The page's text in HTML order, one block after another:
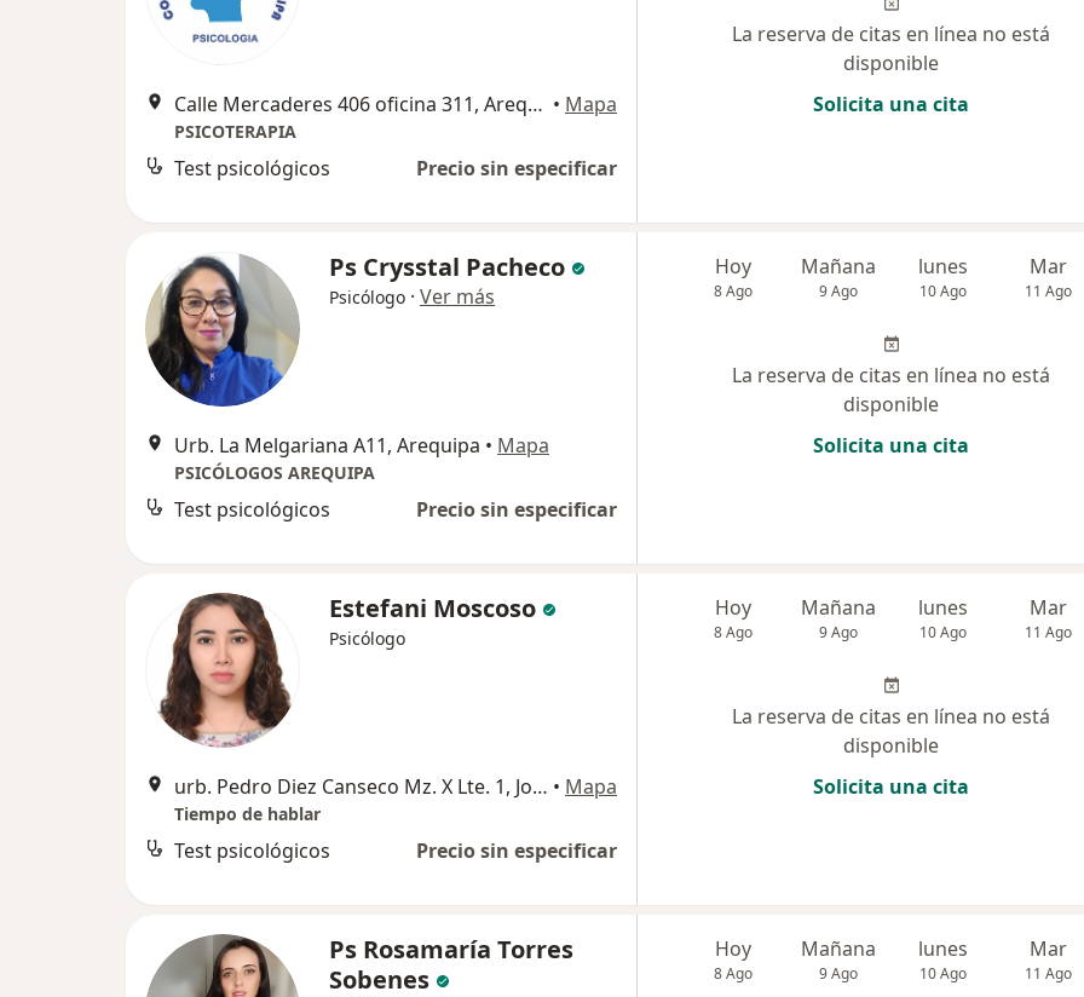
Calle Mercaderes 406 oficina 311, Arequipa • Mapa
PSICOTERAPIA
Test psicológicos Precio sin especificar
La reserva de citas en línea no está
disponible
Solicita una cita
Ps Crysstal Pacheco
Psicólogo · Ver más
Urb. La Melgariana A11, Arequipa • Mapa
PSICÓLOGOS AREQUIPA
Test psicológicos Precio sin especificar
Hoy
8 Ago
Mañana
9 Ago
lunes
10 Ago
Mar
11 Ago
La reserva de citas en línea no está
disponible
Solicita una cita
Estefani Moscoso
Psicólogo
urb. Pedro Diez Canseco Mz. X Lte. 1, Jose Luis Bustamante y Rivero • Mapa
Tiempo de hablar
Test psicológicos Precio sin especificar
Hoy
8 Ago
Mañana
9 Ago
lunes
10 Ago
Mar
11 Ago
La reserva de citas en línea no está
disponible
Solicita una cita
Ps Rosamaría Torres
Sobenes
Hoy
8 Ago
Mañana
9 Ago
lunes
10 Ago
Mar
11 Ago